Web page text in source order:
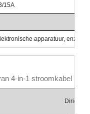
15A
apparatuur, enz.,
4-in-1 stroomkabel
Dirigent